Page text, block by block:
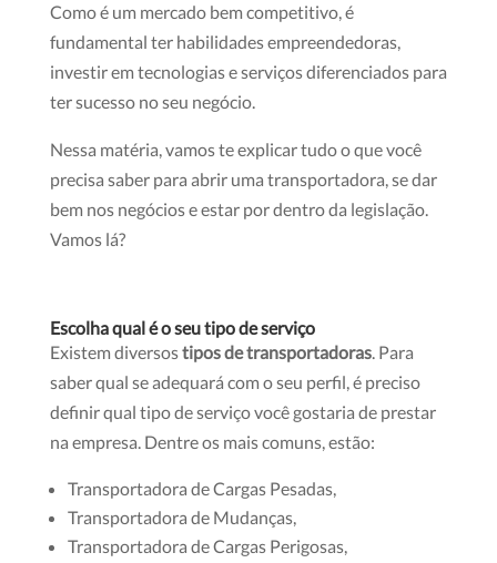
Como é um mercado bem competitivo, é
fundamental ter habilidades empreendedoras,
investir em tecnologias e serviços diferenciados para
ter sucesso no seu negócio.
Nessa matéria, vamos te explicar tudo o que você
precisa saber para abrir uma transportadora, se dar
bem nos negócios e estar por dentro da legislação.
Vamos lá?
Escolha qual é o seu tipo de serviço
Existem diversostipos de transportadoras. Para
saber qual se adequará com o seu perfil, é preciso
definir qual tipo de serviço você gostaria de prestar
na empresa. Dentre os mais comuns, estão:
Transportadora de Cargas Pesadas,
Transportadora de Mudanças,
Transportadora de Cargas Perigosas,